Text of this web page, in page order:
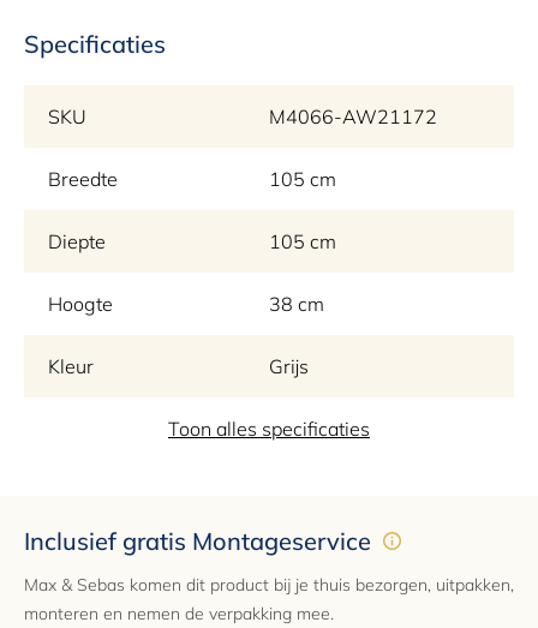
Specificaties
SKU M4066-AW21172
Breedte 105 cm
Diepte 105 cm
Hoogte 38 cm
Kleur Grijs
Max & Luuk
Toon alles specificaties
Inclusief gratis Montageservice
Max & Sebas komen dit product bij je thuis bezorgen, uitpakken,
monteren en nemen de verpakking mee.